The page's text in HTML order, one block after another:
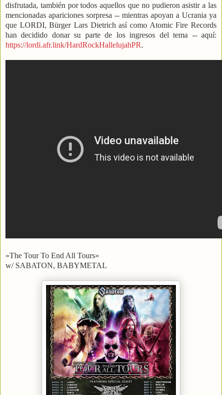
disfrutada, también por todos aquellos que no pudieron asistir a las
mencionadas apariciones sorpresa -- mientras apoyan a Ucrania ya
que LORDI, Bürger Lars Dietrich así como Atomic Fire Records
han decidido donar su parte de los ingresos del tema -- aquí:
https://lordi.afr.link/HardRockHallelujahPR.
»The Tour To End All Tours«
w/ SABATON, BABYMETAL